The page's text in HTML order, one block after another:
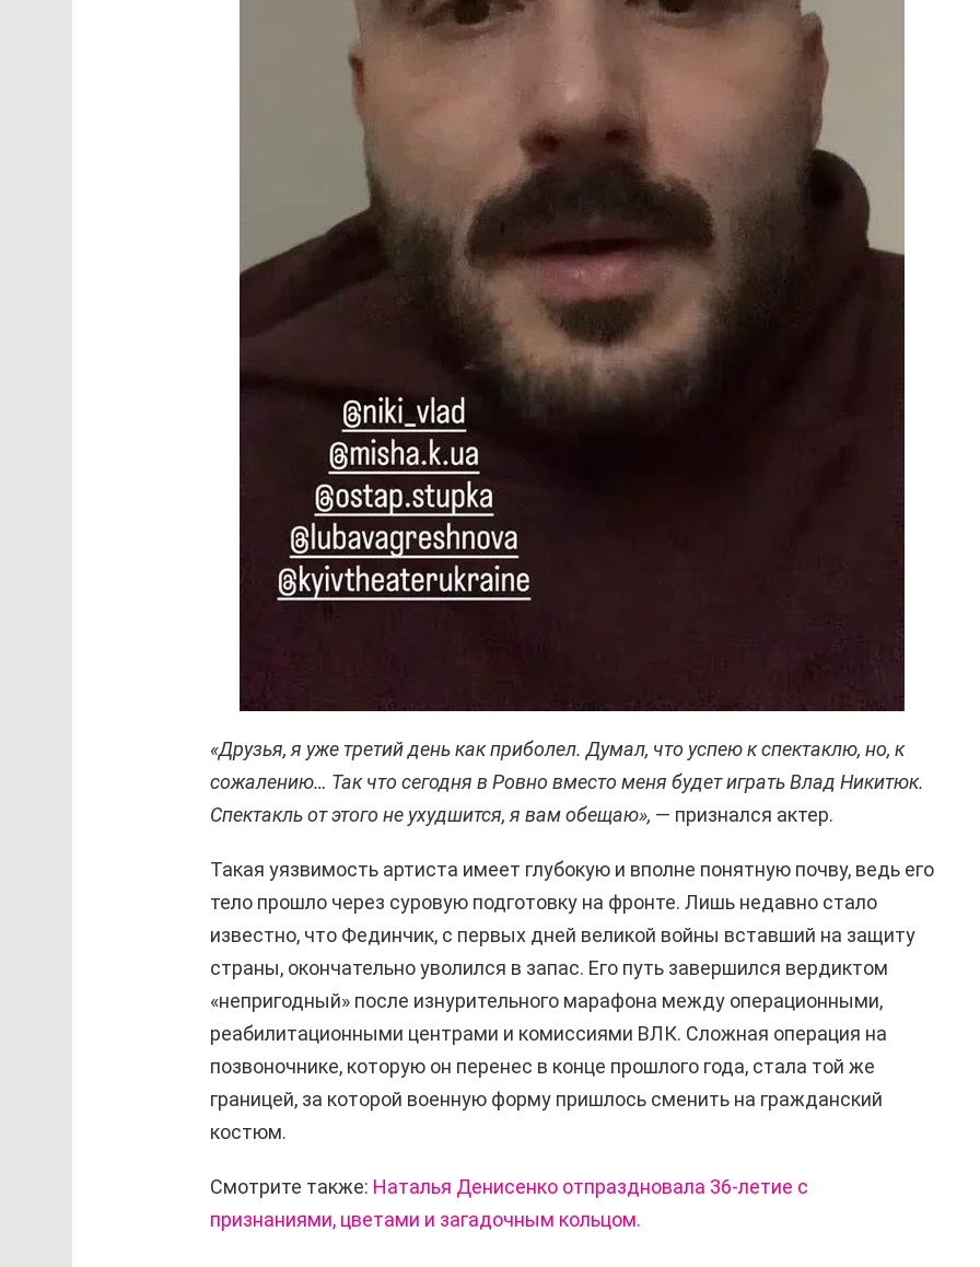
«Друзья, я уже третий день как приболел. Думал, что успею к спектаклю, но, к
сожалению… Так что сегодня в Ровно вместо меня будет играть Влад Никитюк.
Спектакль от этого не ухудшится, я вам обещаю», — признался актер.
Такая уязвимость артиста имеет глубокую и вполне понятную почву, ведь его
тело прошло через суровую подготовку на фронте. Лишь недавно стало
известно, что Фединчик, с первых дней великой войны вставший на защиту
страны, окончательно уволился в запас. Его путь завершился вердиктом
«непригодный» после изнурительного марафона между операционными,
реабилитационными центрами и комиссиями ВЛК. Сложная операция на
позвоночнике, которую он перенес в конце прошлого года, стала той же
границей, за которой военную форму пришлось сменить на гражданский
костюм.
Смотрите также: Наталья Денисенко отпраздновала 36-летие с
признаниями, цветами и загадочным кольцом.